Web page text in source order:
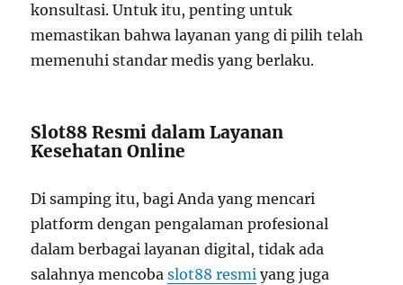
konsultasi. Untuk itu, penting untuk
memastikan bahwa layanan yang di pilih telah
memenuhi standar medis yang berlaku.
Slot88 Resmi dalam Layanan
Kesehatan Online
Di samping itu, bagi Anda yang mencari
platform dengan pengalaman profesional
dalam berbagai layanan digital, tidak ada
salahnya mencobaslot88 resmi yang juga